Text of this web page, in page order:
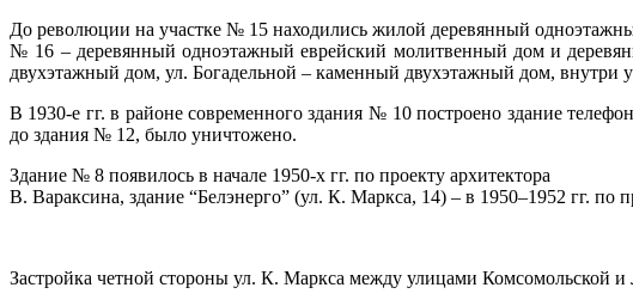
До революции на участке № 15 находились жилой деревянный
№ 16 – деревянный одноэтажный еврейский молитвенный дом и
двухэтажный дом, ул. Богадельной – каменный двухэтажный дом, внутри
В 1930-е гг. в районе современного здания № 10 построено здание
до здания № 12, было уничтожено.
Здание № 8 появилось в начале 1950-х гг. по проекту архитектора
В. Вараксина, здание “Белэнерго” (ул. К. Маркса, 14) – в 1950–1952 гг. по
Застройка четной стороны ул. К. Маркса между улицами Комсомольской